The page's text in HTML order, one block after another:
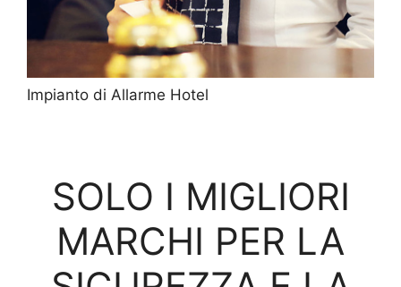
Impianto di Allarme Hotel
SOLO I MIGLIORI
MARCHI PER LA